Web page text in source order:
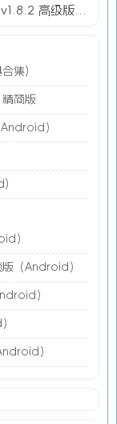
集)
精简版
）
）
（Android）
）
）